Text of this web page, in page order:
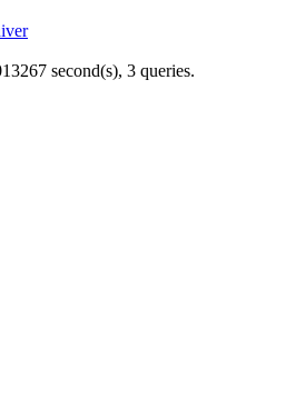
second(s), 3 queries.